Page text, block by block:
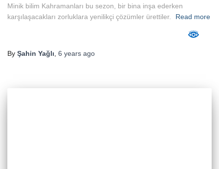
Minik bilim Kahramanları bu sezon, bir bina inşa ederken
karşılaşacakları zorluklara yenilikçi çözümler ürettiler.
Read more
By Şahin Yağlı, 6 years ago